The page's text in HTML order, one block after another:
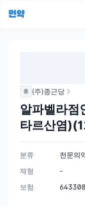
먼약
종 (주)종근당
알파벨라점
타르산염
분류
전문의
제형
-
보험